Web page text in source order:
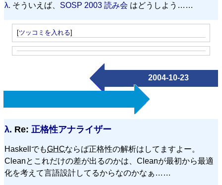
λ. そういえば、 SOSP 2003 読み会 はどうしよう……
[ツッコミを入れる]
2004-10-23
λ. Re: 正格性アナライザー
HaskellでもGHCならば正格性の解析はしてますよー。
Cleanとこれだけの差が出るのかは、Cleanが最初から最適
化を考えて言語設計してるからなのかなぁ……